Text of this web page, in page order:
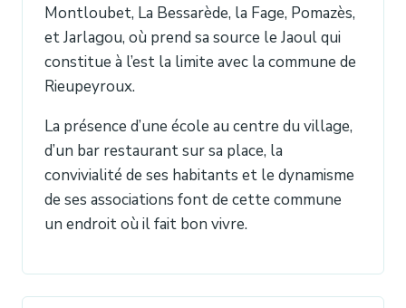
Montloubet, La Bessarède, la Fage, Pomazès,
et Jarlagou, où prend sa source le Jaoul qui
constitue à l’est la limite avec la commune de
Rieupeyroux.
La présence d’une école au centre du village,
d’un bar restaurant sur sa place, la
convivialité de ses habitants et le dynamisme
de ses associations font de cette commune
un endroit où il fait bon vivre.